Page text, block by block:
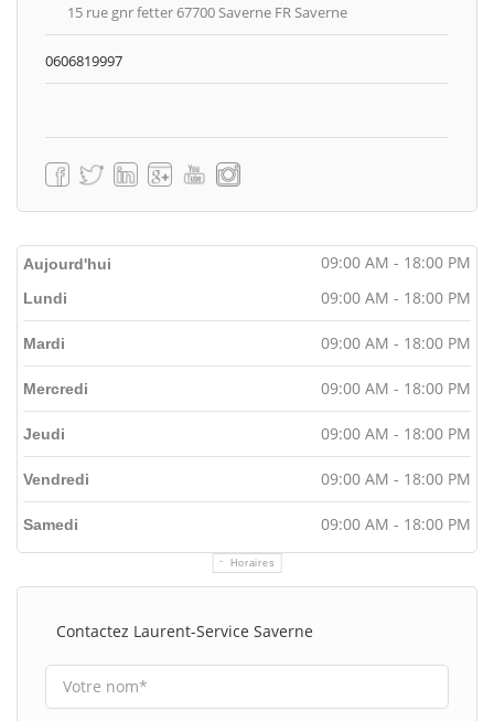
15 rue gnr fetter 67700 Saverne FR Saverne
0606819997
Aujourd'hui 09:00 AM - 18:00 PM
Horaires
Lundi 09:00 AM - 18:00 PM
Mardi 09:00 AM - 18:00 PM
Mercredi 09:00 AM - 18:00 PM
Jeudi 09:00 AM - 18:00 PM
Vendredi 09:00 AM - 18:00 PM
Samedi 09:00 AM - 18:00 PM
Contactez Laurent-Service Saverne